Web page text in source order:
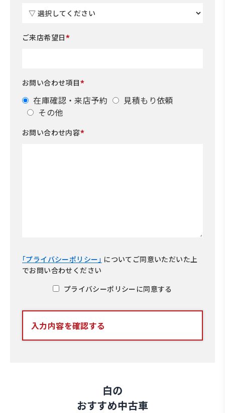
ご来店希望日*
お問い合わせ項目*
在庫確認・来店予約
見積もり依頼
その他
お問い合わせ内容*
｢プライバシーポリシー｣ について ご同意いただいた上
でお問い合わせください
プライバシーポリシーに同意する
入力内容を確認する
白の
おすすめ中古車